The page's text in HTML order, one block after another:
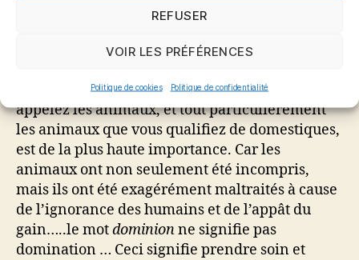
REFUSER
VOIR LES PRÉFÉRENCES
Politique de cookies Politique de confidentialité
Selon l’Ange Ariel : » les animaux familiers
servir les êtres humains, de leur enseigner en
raison d’être spirituelle de ces êtres que vous
appelez les animaux, et tout particulièrement
les animaux que vous qualifiez de domestiques,
est de la plus haute importance. Car les
animaux ont non seulement été incompris,
mais ils ont été exagérément maltraités à cause
de l’ignorance des humains et de l’appât du
gain…..le motdominionne signifie pas
domination … Ceci signifie prendre soin et